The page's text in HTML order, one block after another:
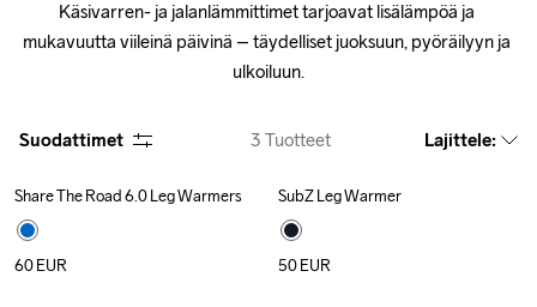
Käsivarren- ja jalanlämmittimet tarjoavat lisälämpöä ja
mukavuutta viileinä päivinä – täydelliset juoksuun, pyöräilyyn ja
ulkoiluun.
Suodattimet 3 Tuotteet Lajittele:
Share The Road 6.0 Leg Warmers
60EUR
Recycled
SubZ Leg Warmer
50EUR